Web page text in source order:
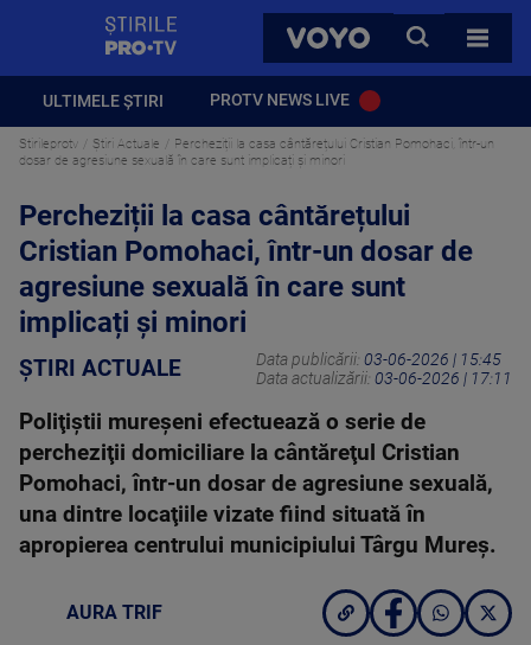
VOYO
CAUTA
TOATE
ULTIMELE ȘTIRI PROTV NEWS LIVE
Stirileprotv Știri Actuale
Percheziții la casa cântărețului Cristian Pomohaci, într-un
dosar de agresiune sexuală în care sunt implicați și minori
Percheziții la casa cântărețului
Cristian Pomohaci, într-un dosar de
agresiune sexuală în care sunt
implicați și minori
ȘTIRI ACTUALE Data publicării: 03-06-2026 | 15:45
Data actualizării: 03-06-2026 | 17:11
Poliţiştii mureşeni efectuează o serie de
percheziţii domiciliare la cântăreţul Cristian
Pomohaci, într-un dosar de agresiune sexuală,
una dintre locaţiile vizate fiind situată în
apropierea centrului municipiului Târgu Mureş.
AURA TRIF